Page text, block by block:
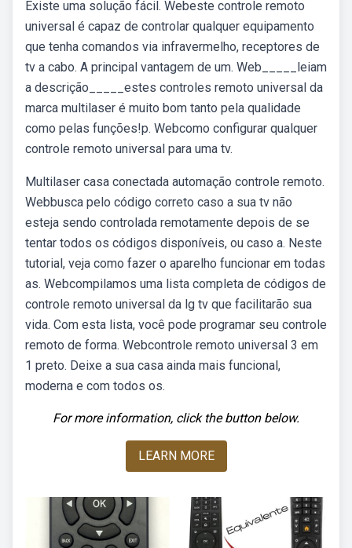
Existe uma solução fácil. Webeste controle remoto
universal é capaz de controlar qualquer equipamento
que tenha comandos via infravermelho, receptores de
tv a cabo. A principal vantagem de um. Web_____leiam
a descrição_____estes controles remoto universal da
marca multilaser é muito bom tanto pela qualidade
como pelas funções!p. Webcomo configurar qualquer
controle remoto universal para uma tv.
Multilaser casa conectada automação controle remoto.
Webbusca pelo código correto caso a sua tv não
esteja sendo controlada remotamente depois de se
tentar todos os códigos disponíveis, ou caso a. Neste
tutorial, veja como fazer o aparelho funcionar em todas
as. Webcompilamos uma lista completa de códigos de
controle remoto universal da lg tv que facilitarão sua
vida. Com esta lista, você pode programar seu controle
remoto de forma. Webcontrole remoto universal 3 em
1 preto. Deixe a sua casa ainda mais funcional,
moderna e com todos os.
For more information, click the button below.
LEARN MORE